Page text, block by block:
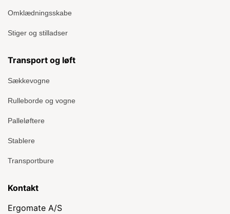
Omklædningsskabe
Stiger og stilladser
Transport og løft
Sækkevogne
Rulleborde og vogne
Palleløftere
Stablere
Transportbure
Kontakt
Ergomate A/S